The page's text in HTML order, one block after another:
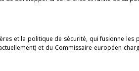
et la politique de sécurité, qui fusionne les
et du Commissaire européen